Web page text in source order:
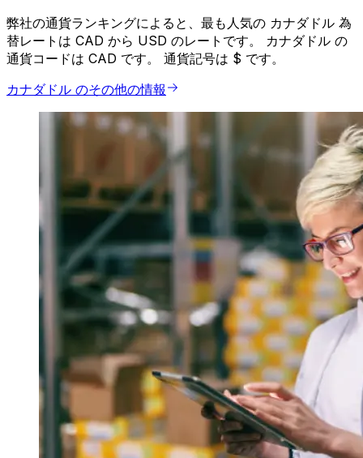
弊社の通貨ランキングによると、最も人気の カナダドル 為
替レートは CAD から USD のレートです。 カナダドル の
通貨コードは CAD です。 通貨記号は $ です。
カナダドル のその他の情報